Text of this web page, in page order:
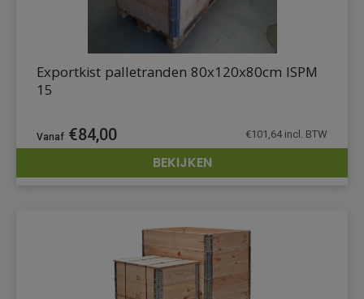
DETAILS
Exportkist palletranden 80x120x80cm ISPM
15
€84,00 €101,64 incl. BTW
BEKIJKEN